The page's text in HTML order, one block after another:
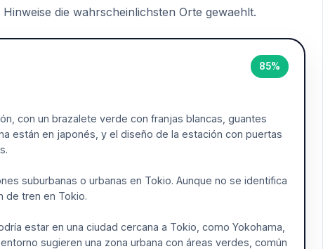
die wahrscheinlichsten Orte gewaehlt.
85%
con un brazalete verde con franjas blancas, guantes
están en japonés, y el diseño de la estación con puertas
suburbanas o urbanas en Tokio. Aunque no se identifica
de tren en Tokio.
estar en una ciudad cercana a Tokio, como Yokohama,
sugieren una zona urbana con áreas verdes, común